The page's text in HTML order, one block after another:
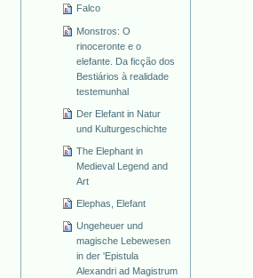
Falco
Monstros: O
rinoceronte e o
elefante. Da ficção dos
Bestiários à realidade
testemunhal
Der Elefant in Natur
und Kulturgeschichte
The Elephant in
Medieval Legend and
Art
Elephas, Elefant
Ungeheuer und
magische Lebewesen
in der 'Epistula
Alexandri ad Magistrum